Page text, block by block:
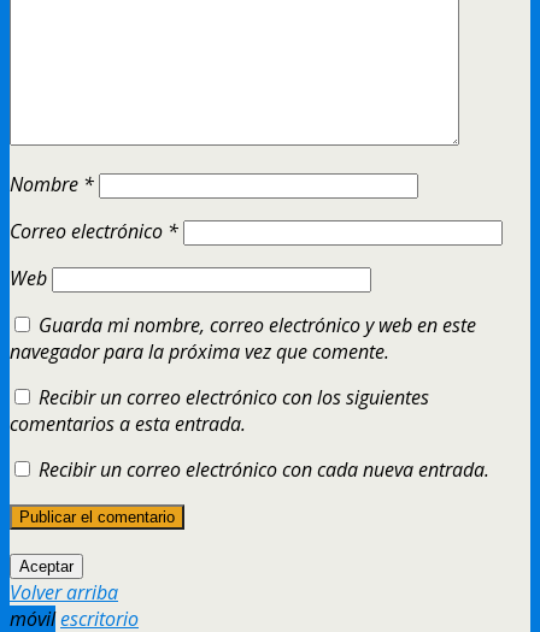
Nombre *
Correo electrónico *
Web
Guarda mi nombre, correo electrónico y web en este
navegador para la próxima vez que comente.
Recibir un correo electrónico con los siguientes
comentarios a esta entrada.
Recibir un correo electrónico con cada nueva entrada.
Aceptar
Volver arriba
móvilescritorio